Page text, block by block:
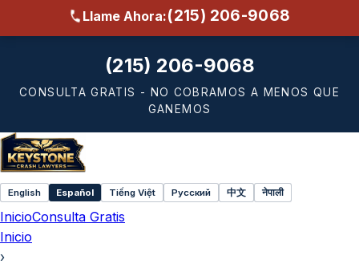
Llame Ahora:(215) 206-9068
(215) 206-9068
CONSULTA GRATIS - NO COBRAMOS A MENOS QUE
GANEMOS
Select
language
English Español Tiếng Việt Русский 中文 नेपाली
InicioConsulta Gratis
Inicio
›